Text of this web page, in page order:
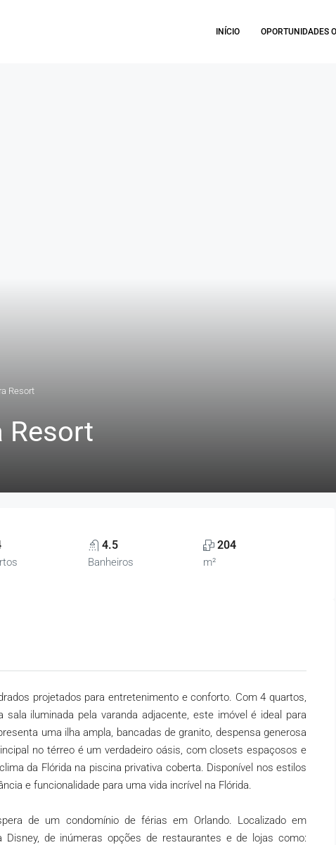
INÍCIO OPORTUNIDADES
Resort
Resort
4.5
Banheiros
204
m²
projetados para entretenimento e conforto. Com 4 quartos,
iluminada pela varanda adjacente, este imóvel é ideal para
uma ilha ampla, bancadas de granito, despensa generosa
no térreo é um verdadeiro oásis, com closets espaçosos e
da Flórida na piscina privativa coberta. Disponível nos estilos
e funcionalidade para uma vida incrível na Flórida.
de um condomínio de férias em Orlando. Localizado em
de inúmeras opções de restaurantes e de lojas como: